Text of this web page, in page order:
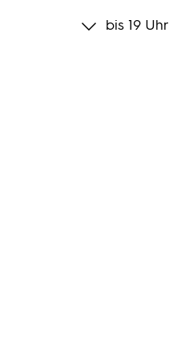
bis 19 Uhr